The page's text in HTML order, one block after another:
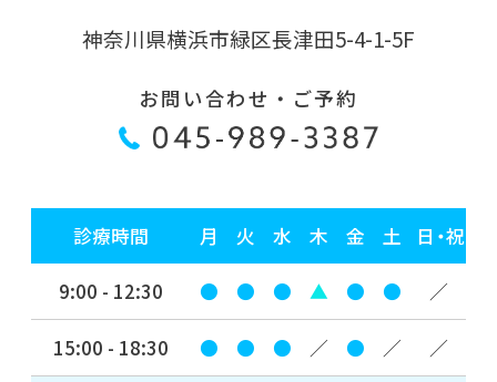
ただ平和のためだけに
2022年06月06日
そこに AI はあるんか？
2022年05月23日
FIRE！
2022年03月03日
3月3日の世界に
神奈川県横浜市緑区長津田5-4-1-5F
お問い合わせ・ご予約
診療時間 月 火 水 木 金 土 日・祝
9:00 - 12:30 ● ● ● ▲ ● ● ／
15:00 - 18:30 ● ● ● ／ ● ／
／